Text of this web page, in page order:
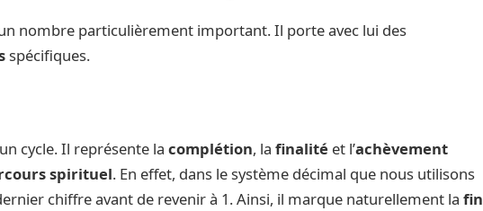
nombre particulièrement important. Il porte avec lui des
spécifiques.
cycle. Il représente la complétion, la finalité et l’achèvement
spirituel. En effet, dans le système décimal que nous utilisons
chiffre avant de revenir à 1. Ainsi, il marque naturellement la fin